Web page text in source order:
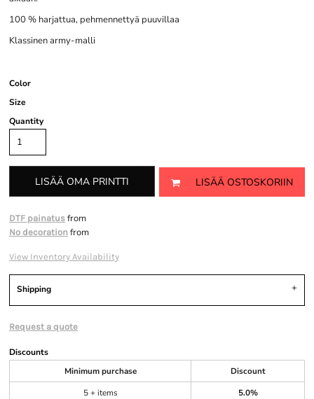
100 % harjattua, pehmennettyä puuvillaa
Klassinen army-malli
Color
Size
Quantity
LISÄÄ OMA PRINTTI LISÄÄ OSTOSKORIIN
DTF painatus from
No decoration from
View Inventory Availability
Shipping
Request a quote
Discounts
Minimum purchase
Discount
5 + items
5.0%